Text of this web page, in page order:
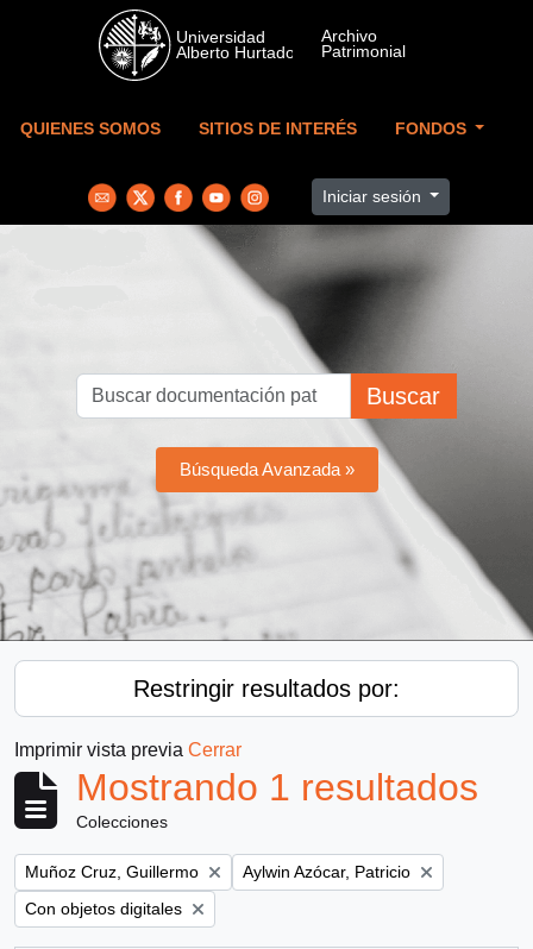
Skip to main content
QUIENES SOMOS SITIOS DE INTERÉS FONDOS
Iniciar sesión
Buscar
Búsqueda Avanzada »
Restringir resultados por:
Imprimir vista previa Cerrar
Mostrando 1 resultados
Colecciones
Remove filter:
Muñoz Cruz, Guillermo Remove filter:
Aylwin Azócar, Patricio
Remove filter:
Con objetos digitales